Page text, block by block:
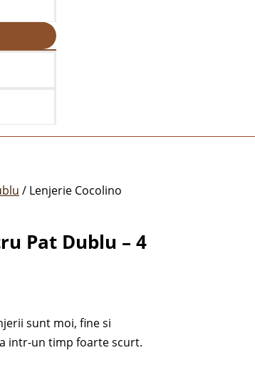
/ Lenjerie Cocolino
Pat Dublu – 4
sunt moi, fine si
intr-un timp foarte scurt.